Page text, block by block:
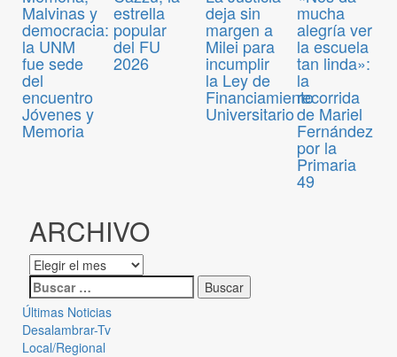
Malvinas y
democracia:
la UNM
fue sede
del
encuentro
Jóvenes y
Memoria
estrella
popular
del FU
2026
deja sin
margen a
Milei para
incumplir
la Ley de
Financiamiento
Universitario
mucha
alegría ver
la escuela
tan linda»:
la
recorrida
de Mariel
Fernández
por la
Primaria
49
ARCHIVO
Últimas Noticias
Desalambrar-Tv
Local/Regional